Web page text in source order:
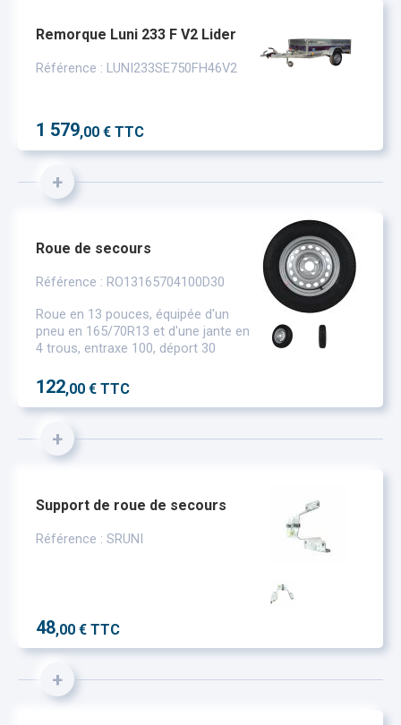
Remorque Luni 233 F V2 Lider
Référence : LUNI233SE750FH46V2
1 579,00 € TTC
+
Roue de secours
Référence : RO13165704100D30
Roue en 13 pouces, équipée d'un
pneu en 165/70R13 et d'une jante en
4 trous, entraxe 100, déport 30
122,00 € TTC
+
Support de roue de secours
Référence : SRUNI
48,00 € TTC
+